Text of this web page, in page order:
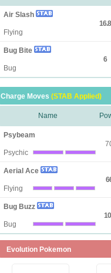
Air Slash
Flying
16.8
Bug Bite
Bug
6
Charge Moves (STAB Applied)
Name
Psybeam
Psychic
Aerial Ace
Flying
Bug Buzz
Bug
Evolution Pokemon